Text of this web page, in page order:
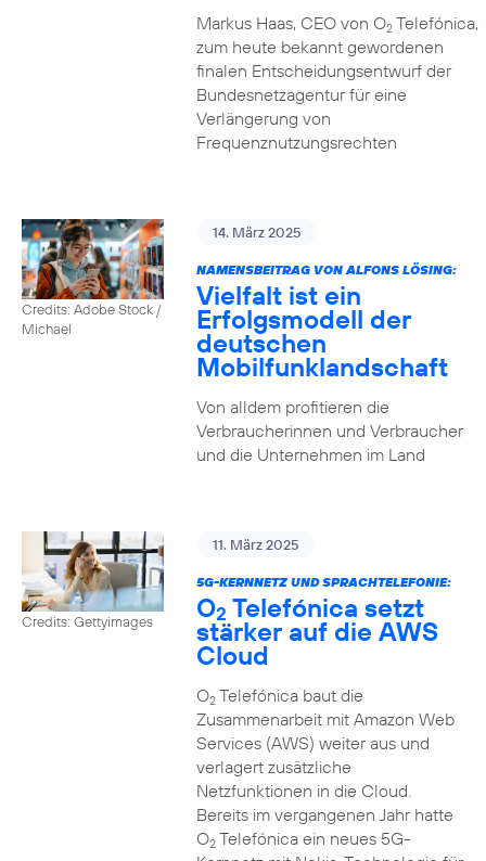
Markus Haas, CEO von O2Telefónica,
zum heute bekannt gewordenen
finalen Entscheidungsentwurf der
Bundesnetzagentur für eine
Verlängerung von
Frequenznutzungsrechten
Credits: Adobe Stock /
Michael
14. März 2025
NAMENSBEITRAG VON ALFONS LÖSING:
Vielfalt ist ein
Erfolgsmodell der
deutschen
Mobilfunklandschaft
Von alldem profitieren die
Verbraucherinnen und Verbraucher
und die Unternehmen im Land
Credits: Gettyimages
11. März 2025
5G-KERNNETZ UND SPRACHTELEFONIE:
O2 Telefónica setzt
stärker auf die AWS
Cloud
O2Telefónica baut die
Zusammenarbeit mit Amazon Web
Services (AWS) weiter aus und
verlagert zusätzliche
Netzfunktionen in die Cloud.
Bereits im vergangenen Jahr hatte
O2Telefónica ein neues 5G-